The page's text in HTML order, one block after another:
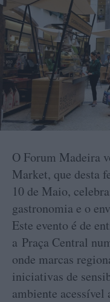
O Forum Madeira
Market, que desta
10 de Maio,
gastronomia e o
Este evento é de
a Praça Central
onde marcas
iniciativas de
ambiente acessível